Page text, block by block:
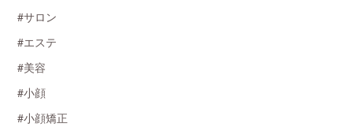
#サロン
#エステ
#美容
#小顔
#小顔矯正